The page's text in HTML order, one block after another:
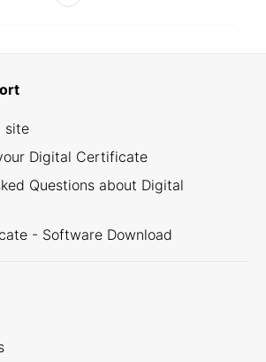
site
Digital Certificate
Questions about Digital
- Software Download